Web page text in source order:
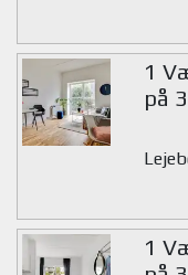
1
på
1